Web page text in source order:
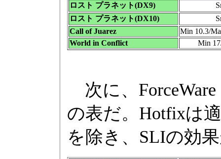
ロスト プラネット(DX9)
ロスト プラネット(DX10)
Call of Juarez
Min 10.3/
World in Conflict
Min
次に、
の表だ。Hotfixは
を除き、SLIの効